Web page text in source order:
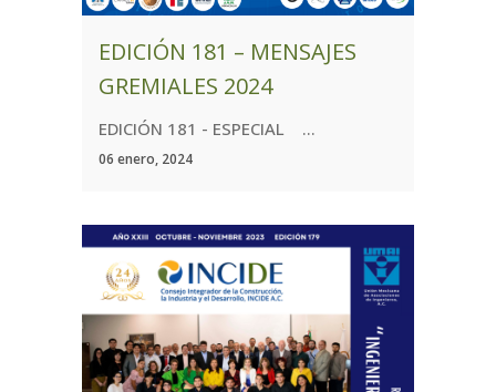
EDICIÓN 181 – MENSAJES
GREMIALES 2024
EDICIÓN 181 - ESPECIAL ...
06 enero, 2024